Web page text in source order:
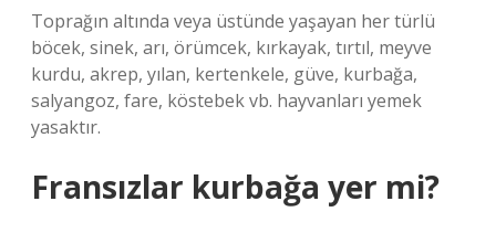
Toprağın altında veya üstünde yaşayan her türlü
böcek, sinek, arı, örümcek, kırkayak, tırtıl, meyve
kurdu, akrep, yılan, kertenkele, güve, kurbağa,
salyangoz, fare, köstebek vb. hayvanları yemek
yasaktır.
Fransızlar kurbağa yer mi?